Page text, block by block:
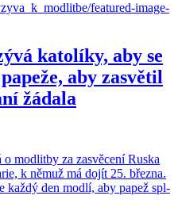
katolíky, aby se
aby zasvětil
žádala
mod­lit­by za za­svě­ce­ní Ruska
k němuž má dojít 25. břez­na.
každý den modlí, aby papež spl­